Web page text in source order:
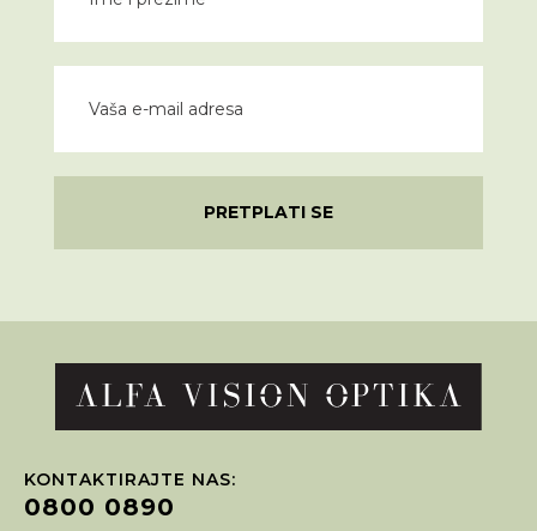
PRETPLATI SE
KONTAKTIRAJTE NAS:
0800 0890